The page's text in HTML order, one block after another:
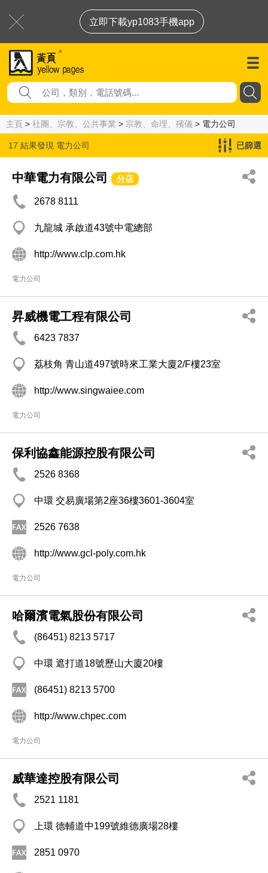
立即下載yp1083手機app
主頁 > 社團、宗教、公共事業 > 宗教、命理、殯儀 > 電力公司
17 結果發現 電力公司 已篩選
中華電力有限公司 分店
2678 8111
九龍城 承啟道43號中電總部
http://www.clp.com.hk
電力公司
昇威機電工程有限公司
6423 7837
荔枝角 青山道497號時來工業大廈2/F樓23室
http://www.singwaiee.com
電力公司
保利協鑫能源控股有限公司
2526 8368
中環 交易廣場第2座36樓3601-3604室
2526 7638
http://www.gcl-poly.com.hk
電力公司
哈爾濱電氣股份有限公司
(86451) 8213 5717
中環 遮打道18號歷山大廈20樓
(86451) 8213 5700
http://www.chpec.com
電力公司
威華達控股有限公司
2521 1181
上環 德輔道中199號維德廣場28樓
2851 0970